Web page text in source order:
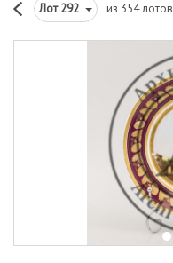
Лот292 из 354 лотов